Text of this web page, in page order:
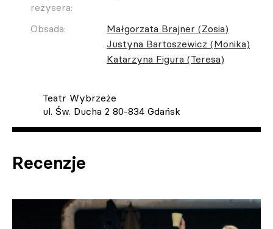
reżysera:
Obsada:
Małgorzata Brajner (Zosia)
Justyna Bartoszewicz (Monika)
Katarzyna Figura (Teresa)
Teatr Wybrzeże
ul. Św. Ducha 2 80-834 Gdańsk
Recenzje